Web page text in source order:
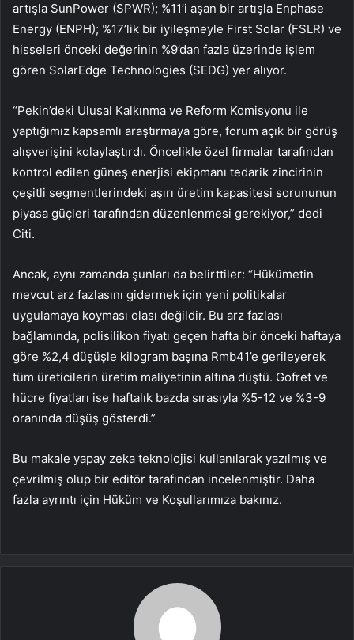
artışla SunPower (SPWR); %11’i aşan bir artışla Enphase
Energy (ENPH); %17’lik bir iyileşmeyle First Solar (FSLR) ve
hisseleri önceki değerinin %9’dan fazla üzerinde işlem
gören SolarEdge Technologies (SEDG) yer alıyor.
“Pekin’deki Ulusal Kalkınma ve Reform Komisyonu ile
yaptığımız kapsamlı araştırmaya göre, forum açık bir görüş
alışverişini kolaylaştırdı. Öncelikle özel firmalar tarafından
kontrol edilen güneş enerjisi ekipmanı tedarik zincirinin
çeşitli segmentlerindeki aşırı üretim kapasitesi sorununun
piyasa güçleri tarafından düzenlenmesi gerekiyor,” dedi
Citi.
Ancak, aynı zamanda şunları da belirttiler: “Hükümetin
mevcut arz fazlasını gidermek için yeni politikalar
uygulamaya koyması olası değildir. Bu arz fazlası
bağlamında, polisilikon fiyatı geçen hafta bir önceki haftaya
göre %2,4 düşüşle kilogram başına Rmb41’e gerileyerek
tüm üreticilerin üretim maliyetinin altına düştü. Gofret ve
hücre fiyatları ise haftalık bazda sırasıyla %5-12 ve %3-9
oranında düşüş gösterdi.”
Bu makale yapay zeka teknolojisi kullanılarak yazılmış ve
çevrilmiş olup bir editör tarafından incelenmiştir. Daha
fazla ayrıntı için Hüküm ve Koşullarımıza bakınız.